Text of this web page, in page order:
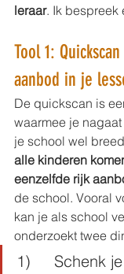
leraar. Ik bespreek
Tool 1:
aanbod in je
De quickscan is
waarmee je
je school wel
alle kinderen
eenzelfde rijk
de school. Vooral
kan je als school
onderzoekt twee
1)     Schenk